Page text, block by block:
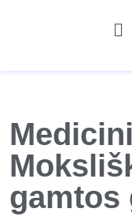
gamtos